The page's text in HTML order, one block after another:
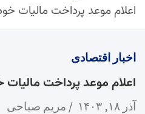
اعلام موعد پرداخت مالیات
اخبار اقتصادی
اعلام موعد پرداخت
آذر ۱۸, ۱۴۰۳ مریم صباحی